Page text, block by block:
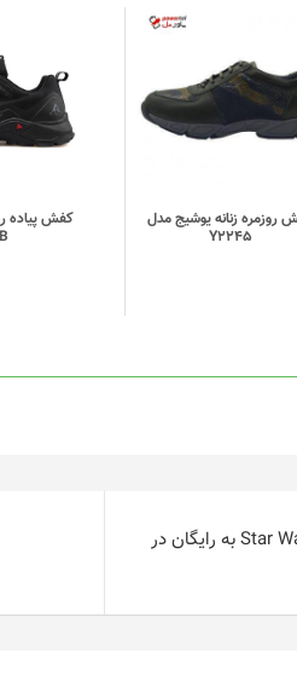
روزمره زنانه یوشیج مدل
Y2245
کفش پیاده
معرفی اپ – بازی Star Wars Battlefront 2 به رایگان در